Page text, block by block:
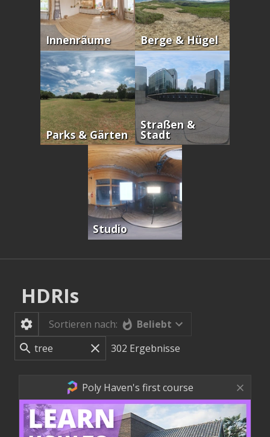
Innenräume Berge & Hügel
Parks & Gärten
Straßen &
Stadt
Studio
HDRIs
Sortieren nach:
Beliebt
302 Ergebnisse
Poly Haven's first course